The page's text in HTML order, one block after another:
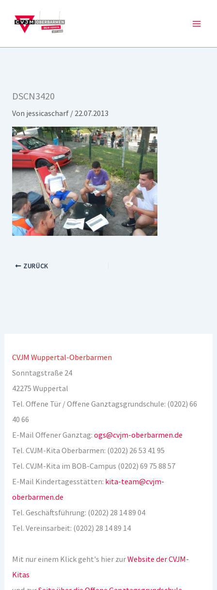
Inhalt
springen
DSCN3420
Von jessicascharf / 22.07.2013
ZURÜCK
CVJM Wuppertal-Oberbarmen
Sonntagstraße 24
42275 Wuppertal
Tel. Offene Tür / Offene Ganztagsgrundschule: (0202) 66
40 66
E-Mail Offener Ganztag: ogs@cvjm-oberbarmen.de
Tel. CVJM-Kita Oberbarmen: (0202) 26 53 41 95
Tel. CVJM-Kita im BOB-Campus (0202) 69 75 88 57
E-Mail Kindertagesstätten: kita-team@cvjm-
oberbarmen.de
Tel. Geschäftsführung: (0202) 28 14 89 04
Tel. Vereinsarbeit: (0202) 28 14 89 14
Mit nur einem Klick geht's hier zurWebsite der CVJM-
Kitas